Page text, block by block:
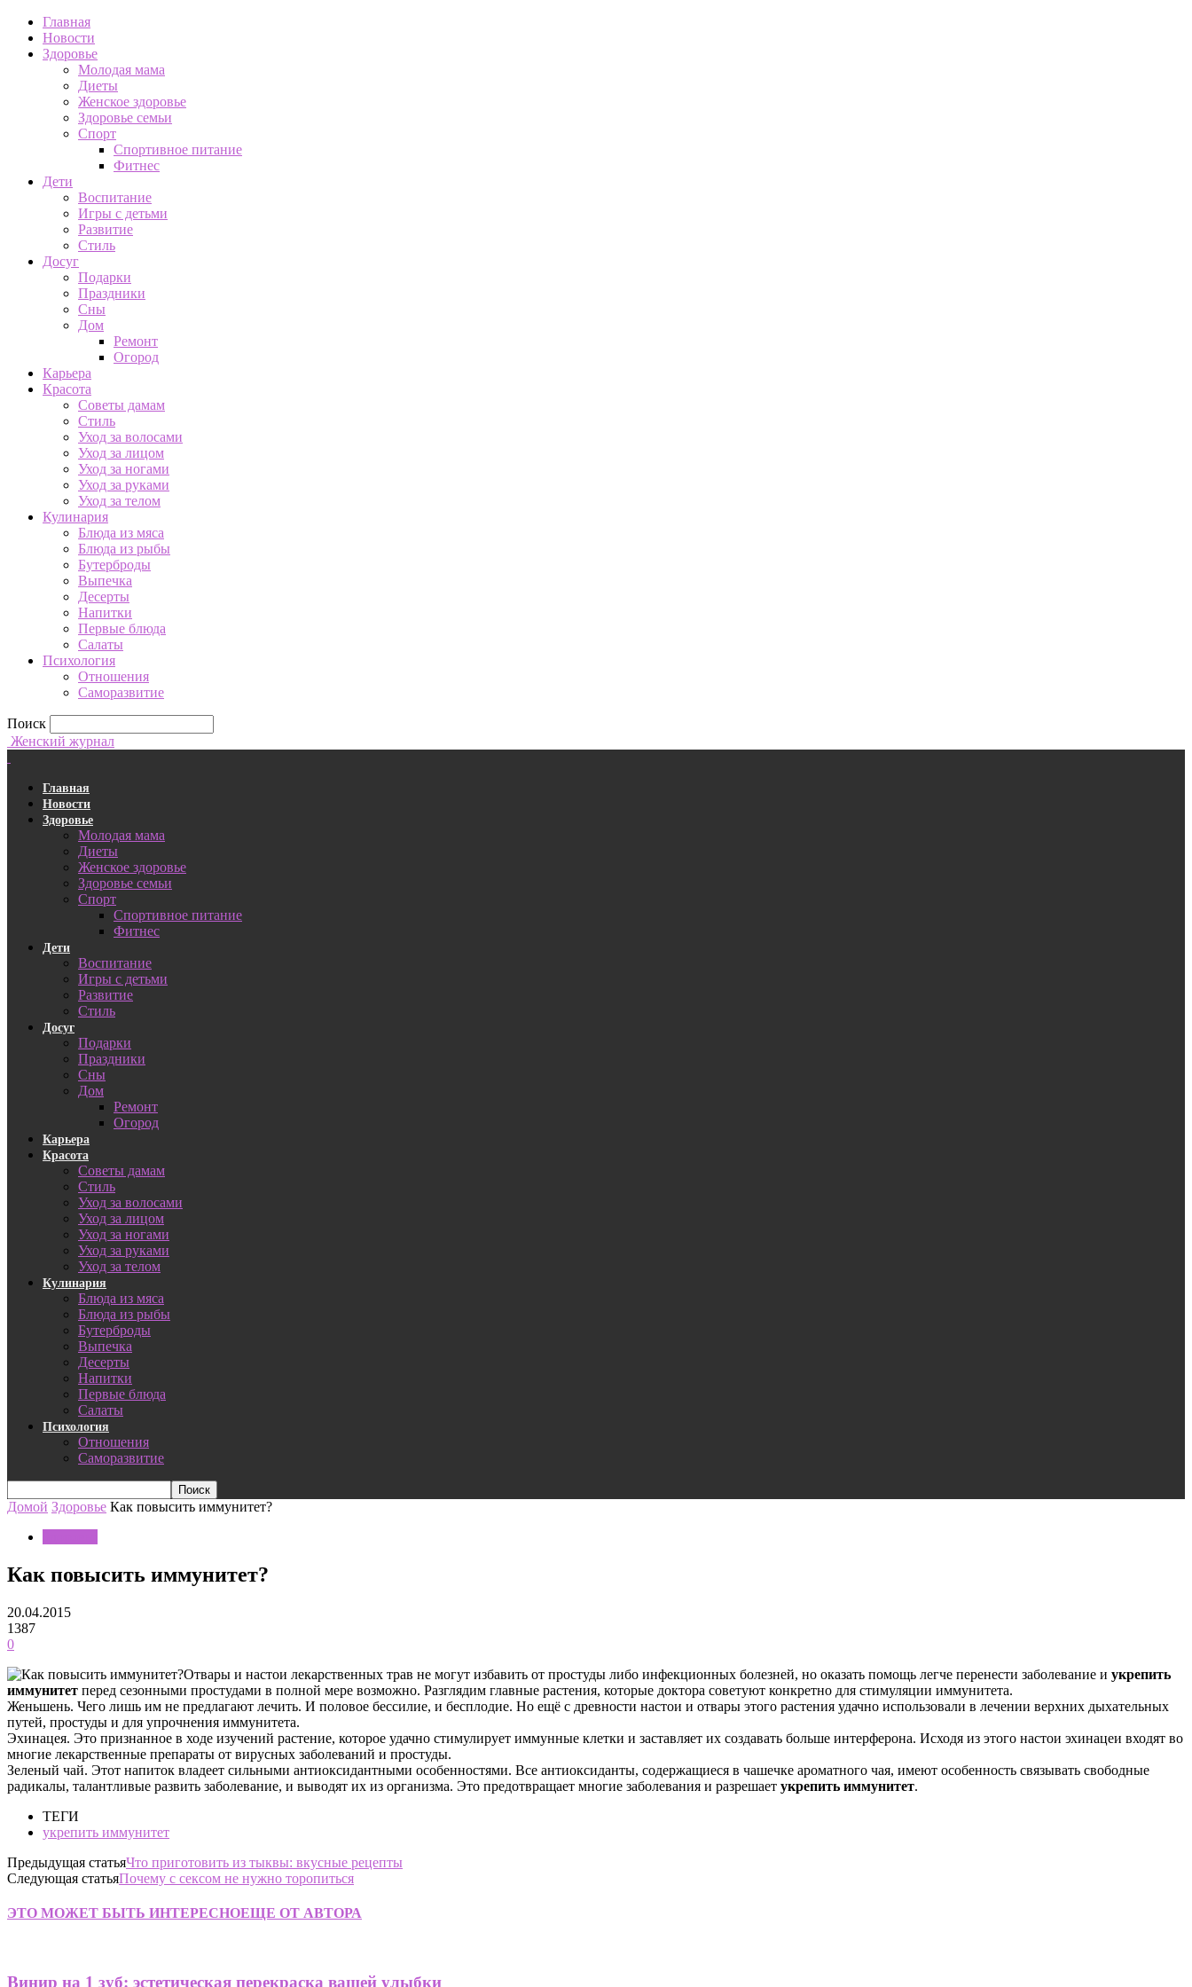
Главная
Новости
Здоровье
Молодая мама
Диеты
Женское здоровье
Здоровье семьи
Спорт
Спортивное питание
Фитнес
Дети
Воспитание
Игры с детьми
Развитие
Стиль
Досуг
Подарки
Праздники
Сны
Дом
Ремонт
Огород
Карьера
Красота
Советы дамам
Стиль
Уход за волосами
Уход за лицом
Уход за ногами
Уход за руками
Уход за телом
Кулинария
Блюда из мяса
Блюда из рыбы
Бутерброды
Выпечка
Десерты
Напитки
Первые блюда
Салаты
Психология
Отношения
Саморазвитие
Поиск
Женский журнал
Главная
Новости
Здоровье
Молодая мама
Диеты
Женское здоровье
Здоровье семьи
Спорт
Спортивное питание
Фитнес
Дети
Воспитание
Игры с детьми
Развитие
Стиль
Досуг
Подарки
Праздники
Сны
Дом
Ремонт
Огород
Карьера
Красота
Советы дамам
Стиль
Уход за волосами
Уход за лицом
Уход за ногами
Уход за руками
Уход за телом
Кулинария
Блюда из мяса
Блюда из рыбы
Бутерброды
Выпечка
Десерты
Напитки
Первые блюда
Салаты
Психология
Отношения
Саморазвитие
Домой Здоровье Как повысить иммунитет?
Как повысить иммунитет?
20.04.2015
1387
0
Отвары и настои лекарственных трав не могут избавить от простуды либо инфекционных болезней, но оказать помощь легче перенести заболевание и укрепить
иммунитет перед сезонными простудами в полной мере возможно. Разглядим главные растения, которые доктора советуют конкретно для стимуляции иммунитета.
Женьшень. Чего лишь им не предлагают лечить. И половое бессилие, и бесплодие. Но ещё с древности настои и отвары этого растения удачно использовали в лечении верхних дыхательных
путей, простуды и для упрочнения иммунитета.
Эхинацея. Это признанное в ходе изучений растение, которое удачно стимулирует иммунные клетки и заставляет их создавать больше интерферона. Исходя из этого настои эхинацеи входят во
многие лекарственные препараты от вирусных заболеваний и простуды.
Зеленый чай. Этот напиток владеет сильными антиоксидантными особенностями. Все антиоксиданты, содержащиеся в чашечке ароматного чая, имеют особенность связывать свободные
радикалы, талантливые развить заболевание, и выводят их из организма. Это предотвращает многие заболевания и разрешает укрепить иммунитет.
ТЕГИ
укрепить иммунитет
Предыдущая статьяЧто приготовить из тыквы: вкусные рецепты
Следующая статьяПочему с сексом не нужно торопиться
ЭТО МОЖЕТ БЫТЬ ИНТЕРЕСНОЕЩЕ ОТ АВТОРА
Винир на 1 зуб: эстетическая перекраска вашей улыбки